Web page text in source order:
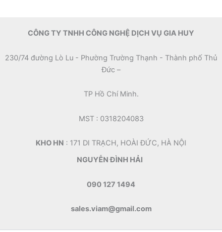
CÔNG TY TNHH CÔNG NGHỆ DỊCH VỤ GIA HUY
230/74 đường Lò Lu - Phường Trường Thạnh - Thành phố Thủ
Đức –
TP Hồ Chí Minh.
MST : 0318204083
KHO HN : 171 DI TRẠCH, HOÀI ĐỨC, HÀ NỘI
NGUYỄN ĐÌNH HẢI
090 127 1494
sales.viam@gmail.com